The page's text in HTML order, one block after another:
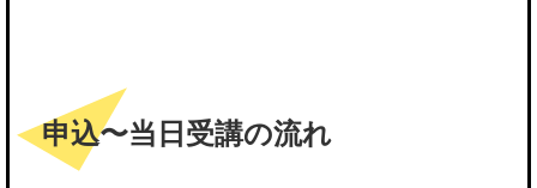
申込〜当日受講の流れ